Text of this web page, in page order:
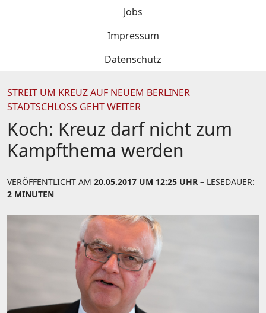
Jobs
Impressum
Datenschutz
STREIT UM KREUZ AUF NEUEM BERLINER
STADTSCHLOSS GEHT WEITER
Koch: Kreuz darf nicht zum
Kampfthema werden
VERÖFFENTLICHT AM 20.05.2017 UM 12:25 UHR – LESEDAUER:
2 MINUTEN